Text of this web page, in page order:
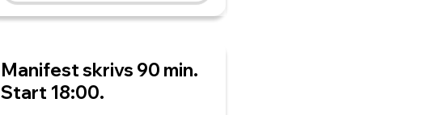
Manifest skrivs 90 min.
Start 18:00.